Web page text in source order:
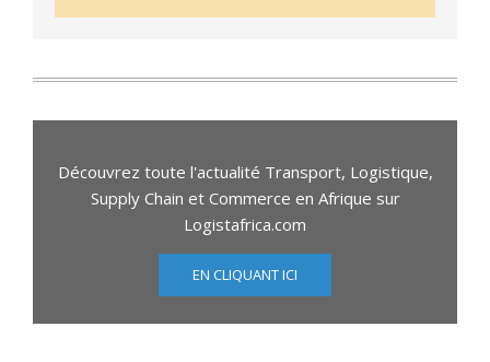
Découvrez toute l'actualité Transport, Logistique,
Supply Chain et Commerce en Afrique sur
Logistafrica.com
EN CLIQUANT ICI